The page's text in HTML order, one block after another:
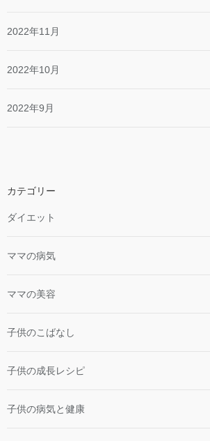
2022年11月
2022年10月
2022年9月
カテゴリー
ダイエット
ママの病気
ママの美容
子供のこばなし
子供の成長レシピ
子供の病気と健康